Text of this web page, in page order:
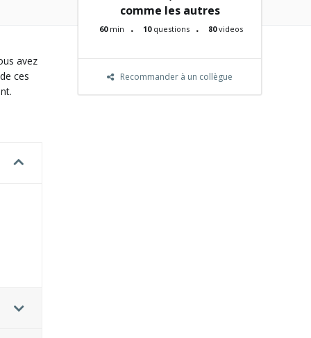
comme les autres
60min 10questions 80videos
Recommander à un collègue
avez
ces